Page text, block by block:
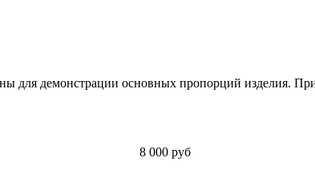
для демонстрации основных пропорций изделия.
8 000 руб